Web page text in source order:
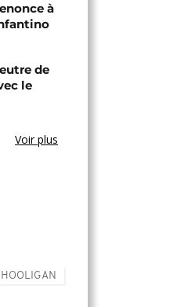
à
de
le
Voir plus
HOOLIGAN